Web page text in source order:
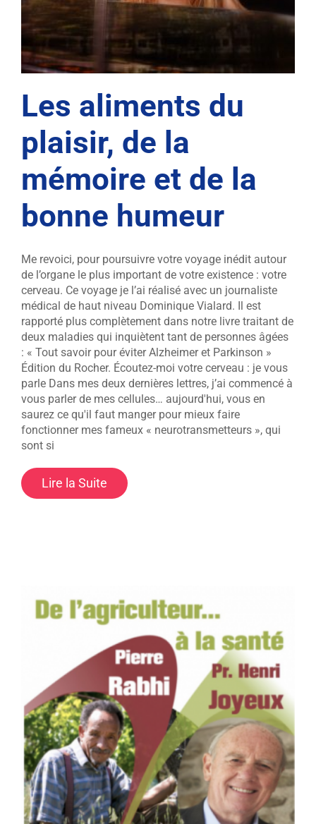
Les aliments du
plaisir, de la
mémoire et de la
bonne humeur
Me revoici, pour poursuivre votre voyage inédit autour
de l’organe le plus important de votre existence : votre
cerveau. Ce voyage je l’ai réalisé avec un journaliste
médical de haut niveau Dominique Vialard. Il est
rapporté plus complètement dans notre livre traitant de
deux maladies qui inquiètent tant de personnes âgées
: « Tout savoir pour éviter Alzheimer et Parkinson »
Édition du Rocher. Écoutez-moi votre cerveau : je vous
parle Dans mes deux dernières lettres, j’ai commencé à
vous parler de mes cellules… aujourd'hui, vous en
saurez ce qu'il faut manger pour mieux faire
fonctionner mes fameux « neurotransmetteurs », qui
sont si
Lire la Suite